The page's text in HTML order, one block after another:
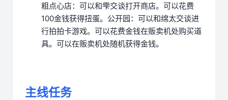
粗点心店：可以和雫交谈打开商店。可以花费
100金钱获得扭蛋。 公开园：可以和绵太交谈进
行拍拍卡游戏。可以花费金钱在贩卖机处购买道
具。可以在贩卖机处随机获得金钱。
主线任务